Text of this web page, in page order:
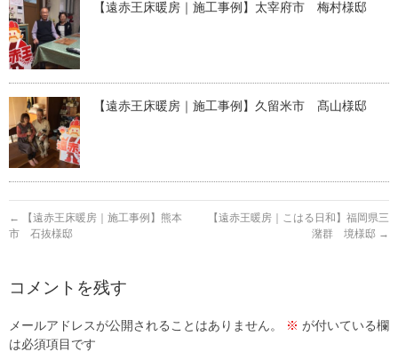
【遠赤王床暖房｜施工事例】太宰府市 梅村様邸
【遠赤王床暖房｜施工事例】久留米市 髙山様邸
←
【遠赤王床暖房｜施工事例】熊本
市 石抜様邸
【遠赤王暖房｜こはる日和】福岡県三
潴群 境様邸 →
コメントを残す
メールアドレスが公開されることはありません。 ※ が付いている欄
は必須項目です